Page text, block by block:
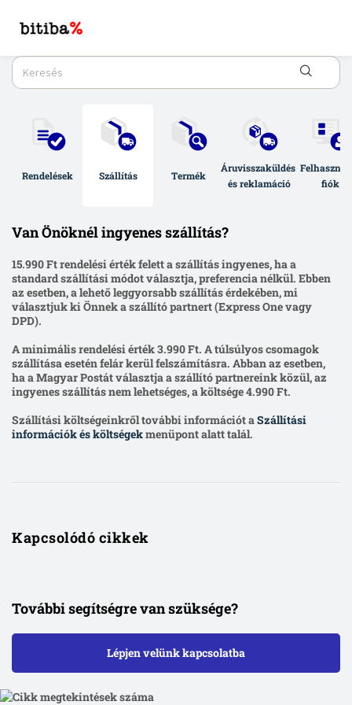
Rendelések Szállítás Termék
Áruvisszaküldés
és reklamáció
fiók
Van Önöknél ingyenes szállítás?
15.990 Ft rendelési érték felett a szállítás ingyenes, ha a
standard szállítási módot választja, preferencia nélkül. Ebben
az esetben, a lehető leggyorsabb szállítás érdekében, mi
választjuk ki Önnek a szállító partnert (Express One vagy
DPD).
A minimális rendelési érték 3.990 Ft. A túlsúlyos csomagok
szállítása esetén felár kerül felszámításra. Abban az esetben,
ha a Magyar Postát választja a szállító partnereink közül, az
ingyenes szállítás nem lehetséges, a költsége 4.990 Ft.
Szállítási költségeinkről további információt aSzállítási
információk és költségekmenüpont alatt talál.
Kapcsolódó cikkek
További segítségre van szüksége?
Lépjen velünk kapcsolatba